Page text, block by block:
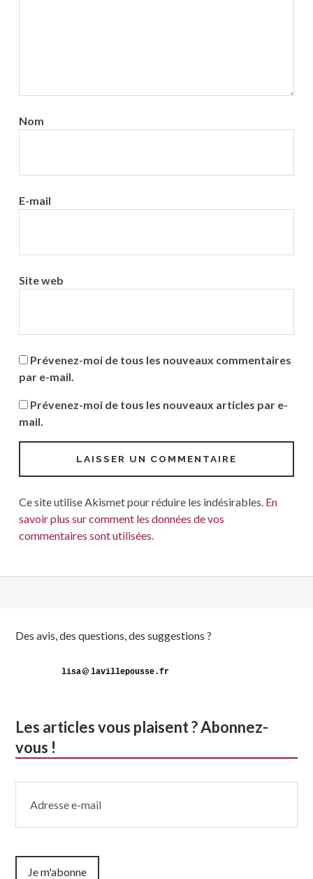
Nom
E-mail
Site web
Prévenez-moi de tous les nouveaux commentaires
par e-mail.
Prévenez-moi de tous les nouveaux articles par e-
mail.
Ce site utilise Akismet pour réduire les indésirables. En
savoir plus sur comment les données de vos
commentaires sont utilisées.
Colonne
latérale
Des avis, des questions, des suggestions ?
@
Les articles vous plaisent ? Abonnez-
vous !
Je m'abonne